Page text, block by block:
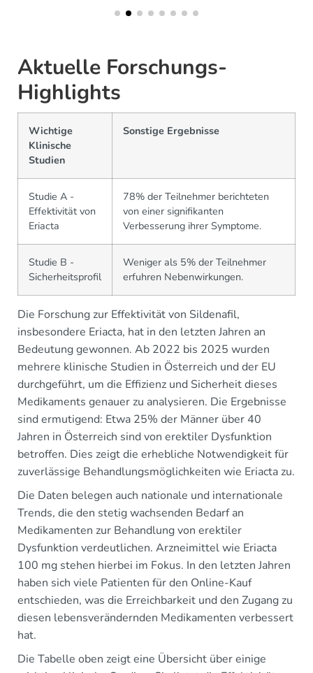
Aktuelle Forschungs-
Highlights
Wichtige
Klinische
Studien
Sonstige Ergebnisse
Studie A -
Effektivität von
Eriacta
78% der Teilnehmer berichteten
von einer signifikanten
Verbesserung ihrer Symptome.
Studie B -
Sicherheitsprofil
Weniger als 5% der Teilnehmer
erfuhren Nebenwirkungen.
Die Forschung zur Effektivität von Sildenafil,
insbesondere Eriacta, hat in den letzten Jahren an
Bedeutung gewonnen. Ab 2022 bis 2025 wurden
mehrere klinische Studien in Österreich und der EU
durchgeführt, um die Effizienz und Sicherheit dieses
Medikaments genauer zu analysieren. Die Ergebnisse
sind ermutigend: Etwa 25% der Männer über 40
Jahren in Österreich sind von erektiler Dysfunktion
betroffen. Dies zeigt die erhebliche Notwendigkeit für
zuverlässige Behandlungsmöglichkeiten wie Eriacta zu.
Die Daten belegen auch nationale und internationale
Trends, die den stetig wachsenden Bedarf an
Medikamenten zur Behandlung von erektiler
Dysfunktion verdeutlichen. Arzneimittel wie Eriacta
100 mg stehen hierbei im Fokus. In den letzten Jahren
haben sich viele Patienten für den Online-Kauf
entschieden, was die Erreichbarkeit und den Zugang zu
diesen lebensverändernden Medikamenten verbessert
hat.
Die Tabelle oben zeigt eine Übersicht über einige